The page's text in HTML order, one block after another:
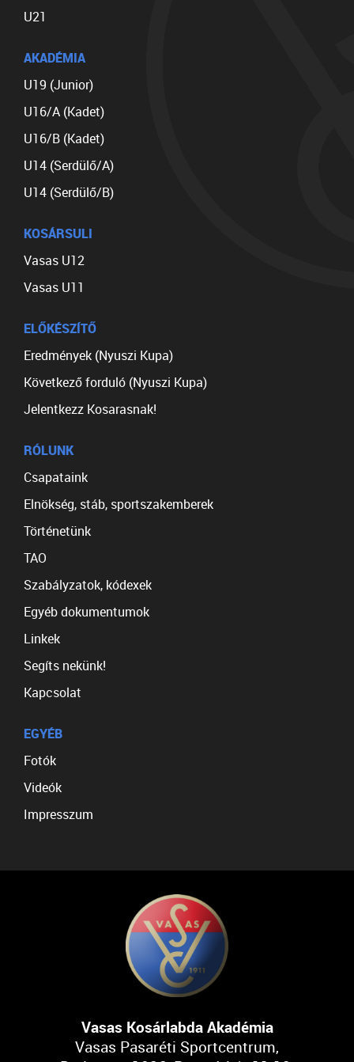
U21
AKADÉMIA
U19 (Junior)
U16/A (Kadet)
U16/B (Kadet)
U14 (Serdülő/A)
U14 (Serdülő/B)
KOSÁRSULI
Vasas U12
Vasas U11
ELŐKÉSZÍTŐ
Eredmények (Nyuszi Kupa)
Következő forduló (Nyuszi Kupa)
Jelentkezz Kosarasnak!
RÓLUNK
Csapataink
Elnökség, stáb, sportszakemberek
Történetünk
TAO
Szabályzatok, kódexek
Egyéb dokumentumok
Linkek
Segíts nekünk!
Kapcsolat
EGYÉB
Fotók
Videók
Impresszum
Vasas Kosárlabda Akadémia
Vasas Pasaréti Sportcentrum,